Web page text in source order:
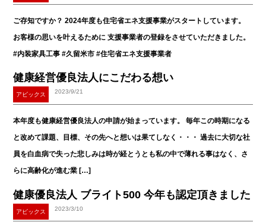
ご存知ですか？ 2024年度も住宅省エネ支援事業がスタートしています。
お客様の思いを叶えるために 支援事業者の登録をさせていただきました。
#内装家具工事 #久留米市 #住宅省エネ支援事業者
健康経営優良法人にこだわる想い
2023/9/21
アビックス
本年度も健康経営優良法人の申請が始まっています。 毎年この時期になる
と改めて課題、目標、その先へと想いは果てしなく・・・ 過去に大切な社
員を白血病で失った悲しみは時が経とうとも私の中で薄れる事はなく、さ
らに高齢化が進む業 […]
健康優良法人 ブライト500 今年も認定頂きました
2023/3/10
アビックス